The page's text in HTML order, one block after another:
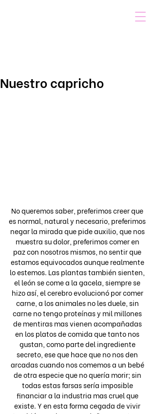
Nuestro capricho
No queremos saber, preferimos creer que
es normal, natural y necesario, preferimos
negar la mirada que pide auxilio, que nos
muestra su dolor, preferimos comer en
paz con nosotros mismos, no sentir que
estamos equivocados aunque realmente
lo estemos. Las plantas también sienten,
el león se come a la gacela, siempre se
hizo así, el cerebro evolucionó por comer
carne, a los animales no les duele, sin
carne no tengo proteínas y mil millones
de mentiras mas vienen acompañadas
en los platos de comida que tanto nos
gustan, como parte del ingrediente
secreto, ese que hace que no nos den
arcadas cuando nos comemos a un bebé
de otra especie que no quería morir; sin
todas estas farsas sería imposible
financiar a la industria mas cruel que
existe. Y en esta forma cegada de vivir